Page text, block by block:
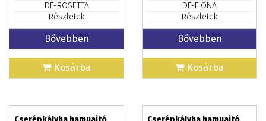
DF-ROSETTA
Részletek
Bővebben
Kosárba
DF-FIONA
Részletek
Bővebben
Kosárba